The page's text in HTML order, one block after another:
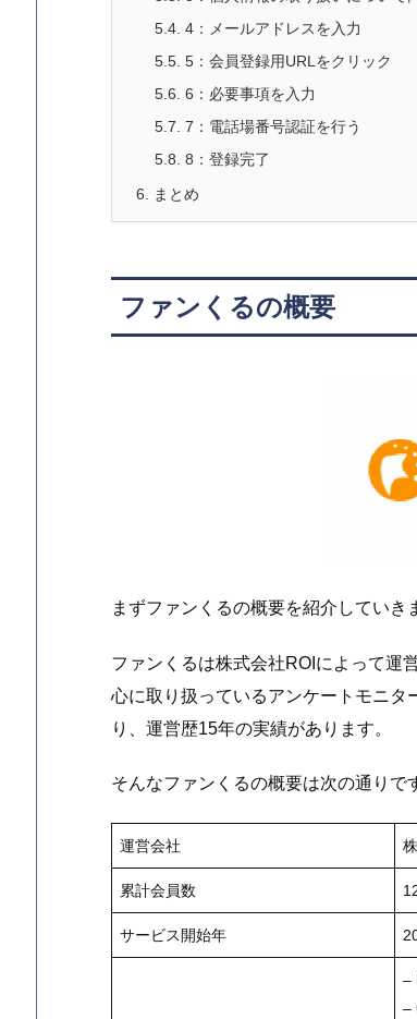
5.4. 4 ：メールアドレスを入力
5.5. 5 ：会員登録用URLをクリック
5.6. 6 ：必要事項を入力
5.7. 7 ：電話場番号認証を行う
5.8. 8 ：登録完了
6.
まとめ
ファンくるの概要
まずファンくるの概要を紹介していき
ファンくるは株式会社ROIによって運
心に取り扱っているアンケートモニタ
り、運営歴15年の実績があります。
そんなファンくるの概要は次の通りで
運営会社
累計会員数
サービス開始年
–
–